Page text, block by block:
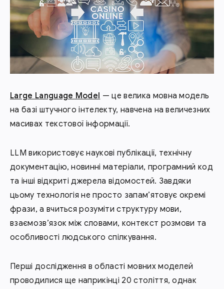
Large Language Model — це велика мовна модель
на базі штучного інтелекту, навчена на величезних
масивах текстової інформації.
LLM використовує наукові публікації, технічну
документацію, новинні матеріали, програмний код
та інші відкриті джерела відомостей. Завдяки
цьому технологія не просто запам’ятовує окремі
фрази, а вчиться розуміти структуру мови,
взаємозв’язок між словами, контекст розмови та
особливості людського спілкування.
Перші дослідження в області мовних моделей
проводилися ще наприкінці 20 століття, однак